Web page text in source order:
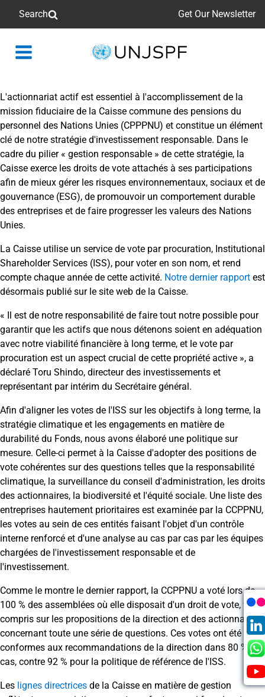
Search Get Our Newsletter
Back
L'actionnariat actif est essentiel à l'accomplissement de la
mission fiduciaire de la Caisse commune des pensions du
personnel des Nations Unies (CPPPNU) et constitue un élément
clé de notre stratégie d'investissement responsable. Dans le
cadre du pilier « gestion responsable » de cette stratégie, la
Caisse exerce les droits de vote attachés à ses participations
afin de mieux gérer les risques environnementaux, sociaux et de
gouvernance (ESG), de promouvoir un comportement durable
des entreprises et de faire progresser les valeurs des Nations
Unies.
La Caisse utilise un service de vote par procuration, Institutional
ShareholderServices (ISS), pour voteren son nom, et rend
compte chaque année de cette activité. Notre dernier rapport est
désormais publié sur le site web de la Caisse.
« Il est de notre responsabilité de faire tout notre possible pour
garantir que les actifs que nous détenons soient en adéquation
avec notre viabilité financière à long terme, et le vote par
procuration est un aspect crucial de cette propriété active », a
déclaré Toru Shindo, directeur des investissements et
représentant par intérim du Secrétaire général.
Afin d'aligner les votes de l'ISS sur les objectifs à long terme, la
stratégie climatique et les engagements en matière de
durabilité du Fonds, nous avons élaboré une politique sur
mesure. Celle-ci permet à la Caisse d'adopter des positions de
vote cohérentes sur des questions telles que la responsabilité
climatique, la surveillance du conseil d'administration, les droits
des actionnaires, la biodiversité et l'équité sociale. Une liste des
entreprises hautement prioritaires est examinée par la CCPPNU,
les votes au sein de ces entités faisant l'objet d'un contrôle
interne renforcé et d'une analyse au cas par cas par les équipes
chargées de l'investissement responsable et de
l'investissement.
Comme le montre le dernier rapport, la CCPPNU a voté lors de
100 % des assemblées où elle disposait d'un droit de vote, y
compris sur les propositions de la direction et des actionnaires
concernant toute une série de questions. Ces votes ont été
conformes aux recommandations de la direction dans 80 % des
cas, contre 92 % pour la politique de référence de l'ISS.
Les lignes directrices de la Caisse en matière de gestion